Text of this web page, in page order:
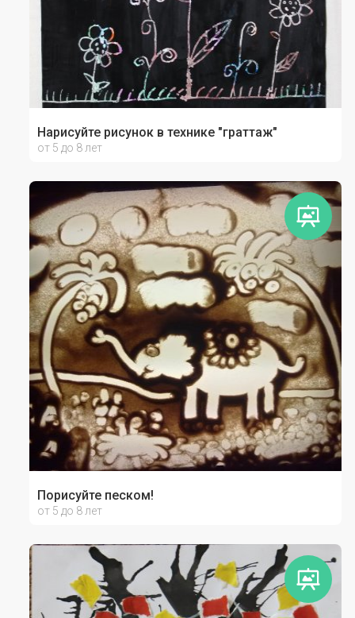
Нарисуйте рисунок в технике "граттаж"
от 5 до 8 лет
Порисуйте песком!
от 5 до 8 лет